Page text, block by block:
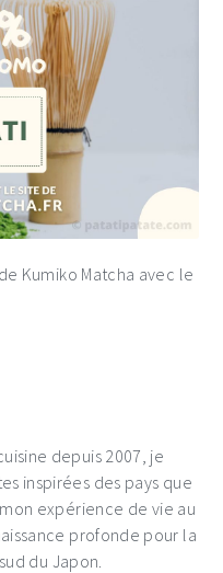
Kumiko Matcha avec le
depuis 2007, je
inspirées des pays que
mon expérience de vie au
profonde pour la
du Japon.